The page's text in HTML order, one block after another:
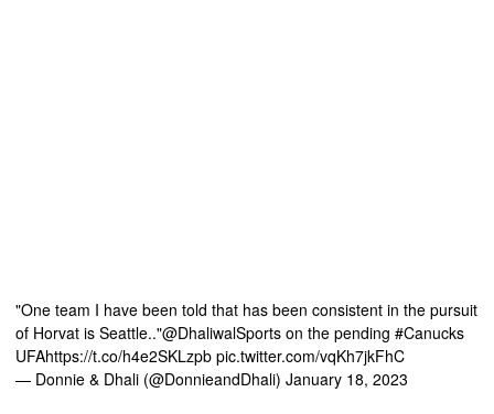
"One team I have been told that has been consistent in the pursuit
of Horvat is Seattle.."@DhaliwalSports on the pending #Canucks
UFAhttps://t.co/h4e2SKLzpb pic.twitter.com/vqKh7jkFhC
— Donnie & Dhali (@DonnieandDhali) January 18, 2023